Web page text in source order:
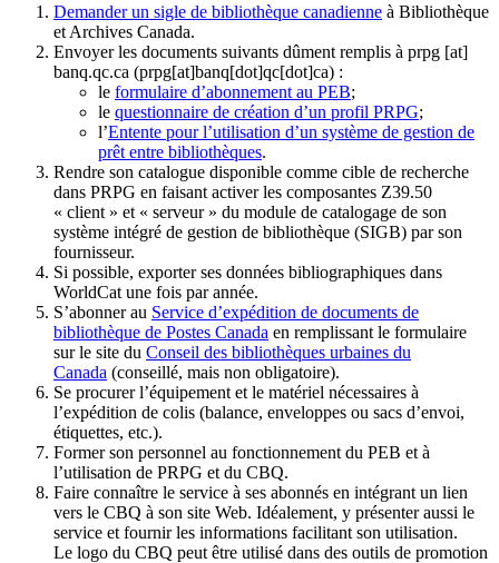
Demander un sigle de bibliothèque canadienne à Bibliothèque
et Archives Canada.
Envoyer les documents suivants dûment remplis à prpg [at]
banq.qc.ca (prpg[at]banq[dot]qc[dot]ca) :
le formulaire d’abonnement au PEB;
le questionnaire de création d’un profil PRPG;
l’Entente pour l’utilisation d’un système de gestion de
prêt entre bibliothèques.
Rendre son catalogue disponible comme cible de recherche
dans PRPG en faisant activer les composantes Z39.50
« client » et « serveur » du module de catalogage de son
système intégré de gestion de bibliothèque (SIGB) par son
fournisseur.
Si possible, exporter ses données bibliographiques dans
WorldCat une fois par année.
S’abonner au Service d’expédition de documents de
bibliothèque de Postes Canada en remplissant le formulaire
sur le site du Conseil des bibliothèques urbaines du
Canada (conseillé, mais non obligatoire).
Se procurer l’équipement et le matériel nécessaires à
l’expédition de colis (balance, enveloppes ou sacs d’envoi,
étiquettes, etc.).
Former son personnel au fonctionnement du PEB et à
l’utilisation de PRPG et du CBQ.
Faire connaître le service à ses abonnés en intégrant un lien
vers le CBQ à son site Web. Idéalement, y présenter aussi le
service et fournir les informations facilitant son utilisation.
Le logo du CBQ peut être utilisé dans des outils de promotion